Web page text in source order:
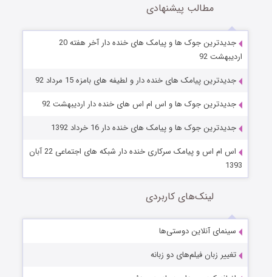
مطالب پیشنهادی
جدیدترین جوک ها و پیامک های خنده دار آخر هفته 20
اردیبهشت 92
جدیدترین پیامک های خنده دار و لطیفه های بامزه 15 مرداد 92
جدیدترین جوک ها و اس ام اس های خنده دار اردیبهشت 92
جدیدترین جوک ها و پیامک های خنده دار 16 خرداد 1392
اس ام اس و پیامک سرکاری خنده دار شبکه های اجتماعی 22 آبان
1393
لینک‌های کاربردی
سینمای آنلاین دوستی‌ها
تغییر زبان فیلم‌های دو زبانه